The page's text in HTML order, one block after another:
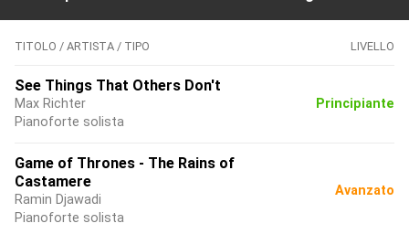
TITOLO / ARTISTA / TIPO LIVELLO
See Things That Others Don't
Max Richter
Pianoforte solista
Principiante
Game of Thrones - The Rains of
Castamere
Ramin Djawadi
Pianoforte solista
Avanzato